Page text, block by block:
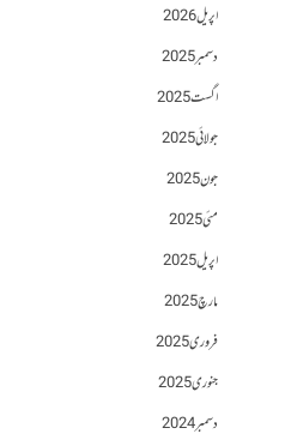
اپریل 2026
دسمبر 2025
اگست 2025
جولائی 2025
جون 2025
مئی 2025
اپریل 2025
مارچ 2025
فروری 2025
جنوری 2025
دسمبر 2024